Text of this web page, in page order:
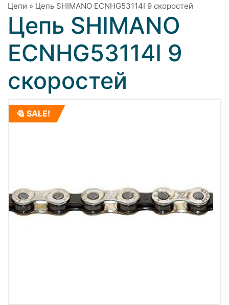
Цепи » Цепь SHIMANO ECNHG53114I 9 скоростей
Цепь SHIMANO
ECNHG53114I 9
скоростей
SALE!